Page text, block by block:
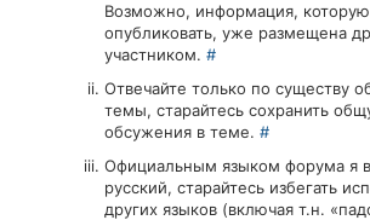
Возможно, информация, которую
опубликовать, уже размещена
участником. #
Отвечайте только по существу
темы, старайтесь сохранить
обсужения в теме. #
Официальным языком форума я
русский, старайтесь избегать
других языков (включая т.н.